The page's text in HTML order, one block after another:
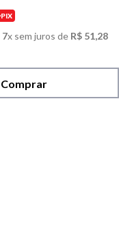
PIX
7x sem juros de R$ 51,28
Comprar